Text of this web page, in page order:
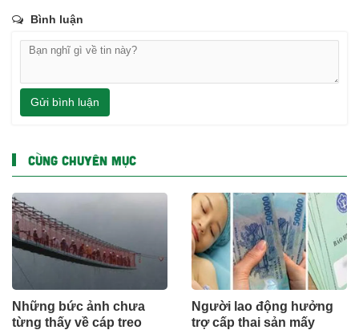
Bình luận
Gửi bình luận
CÙNG CHUYÊN MỤC
Những bức ảnh chưa
từng thấy về cáp treo
Người lao động hưởng
trợ cấp thai sản mấy